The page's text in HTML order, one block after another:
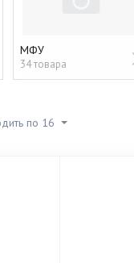
МФУ
34 товара
по 16